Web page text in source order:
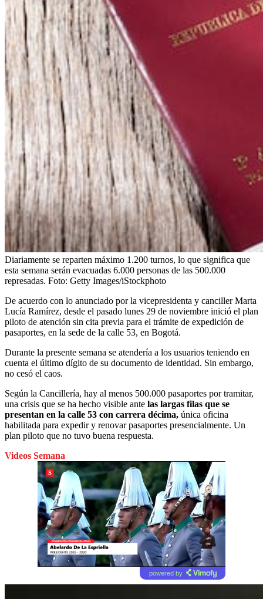
Diariamente se reparten máximo 1.200 turnos, lo que significa que
esta semana serán evacuadas 6.000 personas de las 500.000
represadas. Foto: Getty Images/iStockphoto
De acuerdo con lo anunciado por la vicepresidenta y canciller Marta
Lucía Ramírez, desde el pasado lunes 29 de noviembre inició el plan
piloto de atención sin cita previa para el trámite de expedición de
pasaportes, en la sede de la calle 53, en Bogotá.
Durante la presente semana se atendería a los usuarios teniendo en
cuenta el último dígito de su documento de identidad. Sin embargo,
no cesó el caos.
Según la Cancillería, hay al menos 500.000 pasaportes por tramitar,
una crisis que se ha hecho visible ante las largas filas que se
presentan en la calle 53 con carrera décima, única oficina
habilitada para expedir y renovar pasaportes presencialmente. Un
plan piloto que no tuvo buena respuesta.
Videos Semana
powered by